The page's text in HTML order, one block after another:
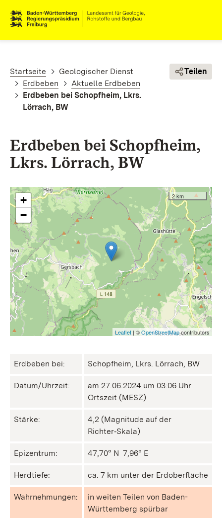
Pfadnavigation
Startseite
Geologischer Dienst
Erdbeben
Aktuelle Erdbeben
Erdbeben bei Schopfheim, Lkrs.
Lörrach, BW
Teilen
Erdbeben bei Schopfheim,
Lkrs. Lörrach, BW
+
−
2 km
Leaflet | ©OpenStreetMapcontributors
Erdbeben bei: Schopfheim, Lkrs. Lörrach, BW
Datum/Uhrzeit:
am 27.06.2024 um 03:06 Uhr
Ortszeit (MESZ)
Stärke:
4,2 (Magnitude auf der
Richter‑Skala)
Epizentrum: 47,70° N ㅤ 7,96° E
Herdtiefe: ca. 7 km unter der Erdoberfläche
Wahrnehmungen:
in weiten Teilen von Baden-
Württemberg spürbar